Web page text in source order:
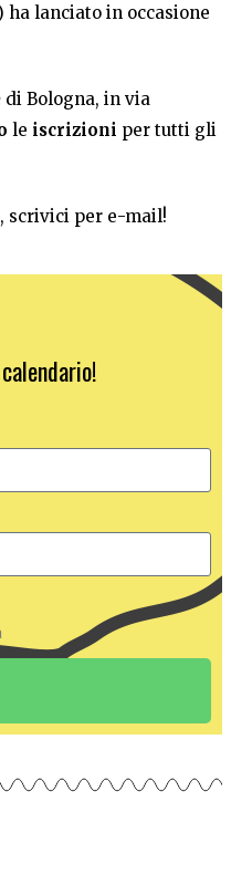
ha lanciato in occasione
di Bologna, in via
le iscrizioni per tutti gli
, scrivici per e-mail!